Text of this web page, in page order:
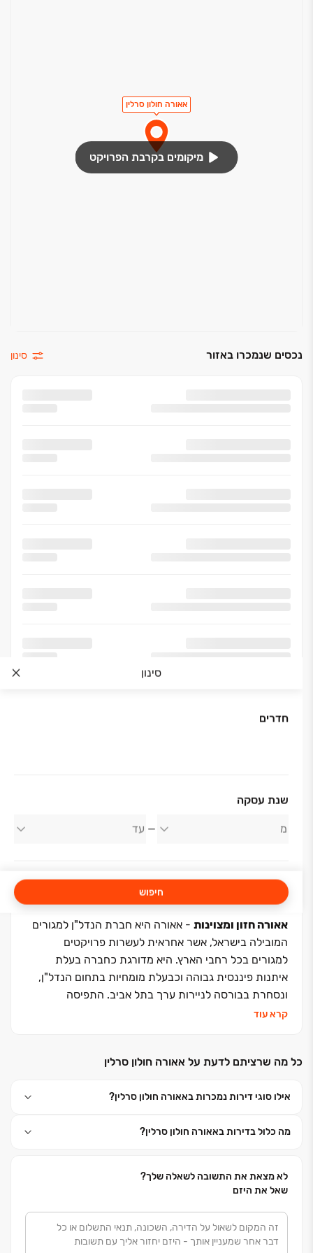
אאורה חולון סרלין
מיקומים בקרבת הפרויקט
נכסים שנמכרו באזור סינון
סינון
חדרים
שנת עסקה
חיפוש
אודות החברה
אאורה ישראל
אאורה חזון ומצוינות - אאורה היא חברת הנדל"ן למגורים
המובילה בישראל, אשר אחראית לעשרות פרויקטים
למגורים בכל רחבי הארץ. היא מדורגת כחברה בעלת
איתנות פיננסית גבוהה וכבעלת מומחיות בתחום הנדל"ן,
ונסחרת בבורסה לניירות ערך בתל אביב. התפיסה
האורבנית של אאורה, בזכותה נבחרה כחברת ההתחדשות
תוך שמירה על צביון של שכונה משפחתית ועוטפת. בימים
הארץ, המצויים בשלבים שונים של תכנון, שיווק ובנייה, תוך
והגדרת סטנדרט חדש במתן שירות וליווי לקוחותיה לאורך
דיור חדשות ברמת השרון, תל אביב, גבעתיים, רמת גן,
נתניה, חדרה, קריית אונו, חולון, קריית ביאליק, פרדס
“כשהקמתי את חברת אאורה, ראיתי לנגד עיני רוחי חברה
בעלת חזון ברור, הפועלת ומתקדמת לאורם של ערכי יסוד
קרא עוד
כל מה שרציתם לדעת על אאורה חולון סרלין
אילו סוגי דירות נמכרות באאורה חולון סרלין?
מה כלול בדירות באאורה חולון סרלין?
לא מצאת את התשובה לשאלה שלך?
שאל את היזם